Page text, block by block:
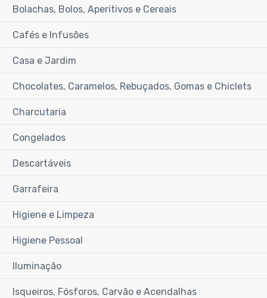
Bolachas, Bolos, Aperitivos e Cereais
Cafés e Infusões
Casa e Jardim
Chocolates, Caramelos, Rebuçados, Gomas e Chiclets
Charcutaria
Congelados
Descartáveis
Garrafeira
Higiene e Limpeza
Higiene Pessoal
Iluminação
Isqueiros, Fósforos, Carvão e Acendalhas